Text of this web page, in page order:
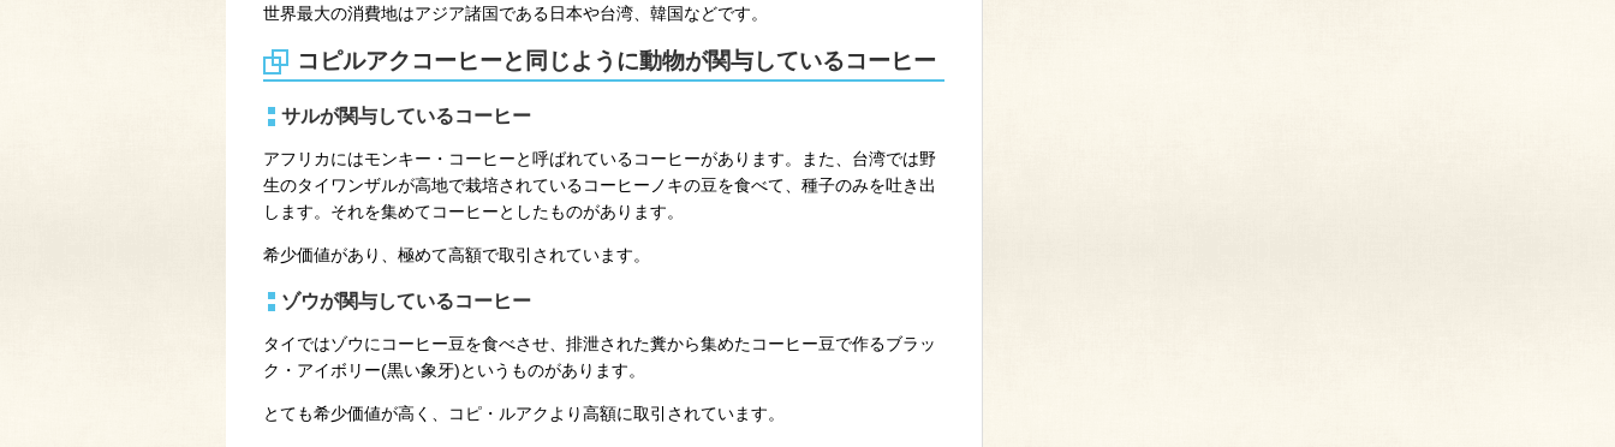
世界最大の消費地はアジア諸国である日本や台湾、韓国などです。
コピルアクコーヒーと同じように動物が関与しているコーヒー
サルが関与しているコーヒー
アフリカにはモンキー・コーヒーと呼ばれているコーヒーがあります。また、台湾では野
生のタイワンザルが高地で栽培されているコーヒーノキの豆を食べて、種子のみを吐き出
します。それを集めてコーヒーとしたものがあります。
希少価値があり、極めて高額で取引されています。
ゾウが関与しているコーヒー
タイではゾウにコーヒー豆を食べさせ、排泄された糞から集めたコーヒー豆で作るブラッ
ク・アイボリー(黒い象牙)というものがあります。
とても希少価値が高く、コピ・ルアクより高額に取引されています。